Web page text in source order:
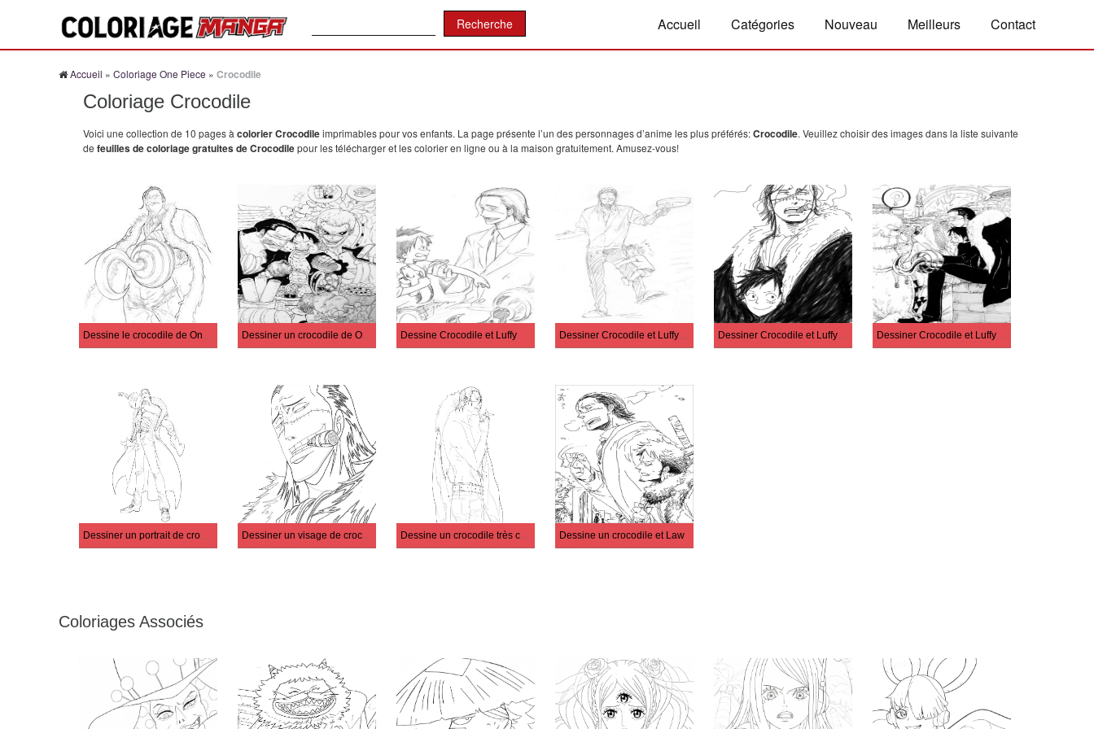
Accueil Catégories Nouveau Meilleurs Contact
Accueil » Coloriage One Piece » Crocodile
Coloriage Crocodile
Voici une collection de 10 pages à colorier Crocodileimprimables pour vos enfants. La page présente l’un des personnages d’anime les plus préférés:Crocodile. Veuillez choisir des images dans la liste suivante
de feuilles de coloriage gratuites de Crocodilepour les télécharger et les colorier en ligne ou à la maison gratuitement. Amusez-vous!
Dessine le crocodile de One Piece Dessiner un crocodile de One Piece gratuitement Dessine Crocodile et Luffy Dessiner Crocodile et Luffy de base Dessiner Crocodile et Luffy facilement Dessiner Crocodile et Luffy imprimable
Dessiner un portrait de crocodile Dessiner un visage de crocodile Dessine un crocodile très cool Dessine un crocodile et Law
Coloriages Associés